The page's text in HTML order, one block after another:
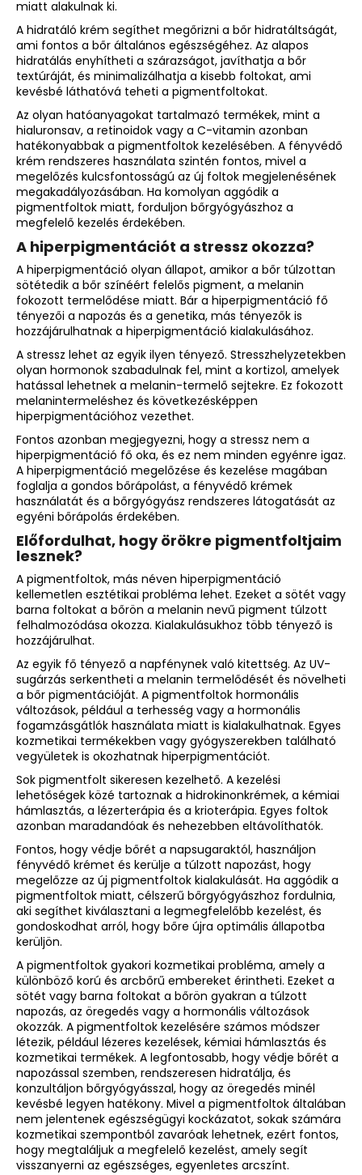
miatt alakulnak ki.
A hidratáló krém segíthet megőrizni a bőr hidratáltságát,
ami fontos a bőr általános egészségéhez. Az alapos
hidratálás enyhítheti a szárazságot, javíthatja a bőr
textúráját, és minimalizálhatja a kisebb foltokat, ami
kevésbé láthatóvá teheti a pigmentfoltokat.
Az olyan hatóanyagokat tartalmazó termékek, mint a
hialuronsav, a retinoidok vagy a C-vitamin azonban
hatékonyabbak a pigmentfoltok kezelésében. A fényvédő
krém rendszeres használata szintén fontos, mivel a
megelőzés kulcsfontosságú az új foltok megjelenésének
megakadályozásában. Ha komolyan aggódik a
pigmentfoltok miatt, forduljon bőrgyógyászhoz a
megfelelő kezelés érdekében.
A hiperpigmentációt a stressz okozza?
A hiperpigmentáció olyan állapot, amikor a bőr túlzottan
sötétedik a bőr színéért felelős pigment, a melanin
fokozott termelődése miatt. Bár a hiperpigmentáció fő
tényezői a napozás és a genetika, más tényezők is
hozzájárulhatnak a hiperpigmentáció kialakulásához.
A stressz lehet az egyik ilyen tényező. Stresszhelyzetekben
olyan hormonok szabadulnak fel, mint a kortizol, amelyek
hatással lehetnek a melanin-termelő sejtekre. Ez fokozott
melanintermeléshez és következésképpen
hiperpigmentációhoz vezethet.
Fontos azonban megjegyezni, hogy a stressz nem a
hiperpigmentáció fő oka, és ez nem minden egyénre igaz.
A hiperpigmentáció megelőzése és kezelése magában
foglalja a gondos bőrápolást, a fényvédő krémek
használatát és a bőrgyógyász rendszeres látogatását az
egyéni bőrápolás érdekében.
Előfordulhat, hogy örökre pigmentfoltjaim
lesznek?
A pigmentfoltok, más néven hiperpigmentáció
kellemetlen esztétikai probléma lehet. Ezeket a sötét vagy
barna foltokat a bőrön a melanin nevű pigment túlzott
felhalmozódása okozza. Kialakulásukhoz több tényező is
hozzájárulhat.
Az egyik fő tényező a napfénynek való kitettség. Az UV-
sugárzás serkentheti a melanin termelődését és növelheti
a bőr pigmentációját. A pigmentfoltok hormonális
változások, például a terhesség vagy a hormonális
fogamzásgátlók használata miatt is kialakulhatnak. Egyes
kozmetikai termékekben vagy gyógyszerekben található
vegyületek is okozhatnak hiperpigmentációt.
Sok pigmentfolt sikeresen kezelhető. A kezelési
lehetőségek közé tartoznak a hidrokinonkrémek, a kémiai
hámlasztás, a lézerterápia és a krioterápia. Egyes foltok
azonban maradandóak és nehezebben eltávolíthatók.
Fontos, hogy védje bőrét a napsugaraktól, használjon
fényvédő krémet és kerülje a túlzott napozást, hogy
megelőzze az új pigmentfoltok kialakulását. Ha aggódik a
pigmentfoltok miatt, célszerű bőrgyógyászhoz fordulnia,
aki segíthet kiválasztani a legmegfelelőbb kezelést, és
gondoskodhat arról, hogy bőre újra optimális állapotba
kerüljön.
A pigmentfoltok gyakori kozmetikai probléma, amely a
különböző korú és arcbőrű embereket érintheti. Ezeket a
sötét vagy barna foltokat a bőrön gyakran a túlzott
napozás, az öregedés vagy a hormonális változások
okozzák. A pigmentfoltok kezelésére számos módszer
létezik, például lézeres kezelések, kémiai hámlasztás és
kozmetikai termékek. A legfontosabb, hogy védje bőrét a
napozással szemben, rendszeresen hidratálja, és
konzultáljon bőrgyógyásszal, hogy az öregedés minél
kevésbé legyen hatékony. Mivel a pigmentfoltok általában
nem jelentenek egészségügyi kockázatot, sokak számára
kozmetikai szempontból zavaróak lehetnek, ezért fontos,
hogy megtaláljuk a megfelelő kezelést, amely segít
visszanyerni az egészséges, egyenletes arcszínt.